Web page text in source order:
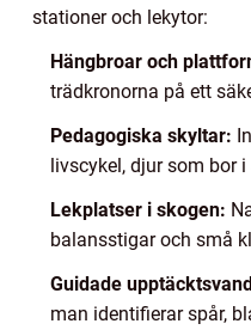
stationer och lekytor:
Hängbroar och
trädkronorna på ett
Pedagogiska skyltar:
livscykel, djur som bor
Lekplatser i skogen:
balansstigar och små
Guidade
man identifierar spår,